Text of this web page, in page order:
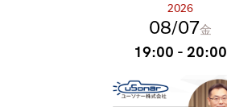
2026
08 07金
19:00 - 20:00